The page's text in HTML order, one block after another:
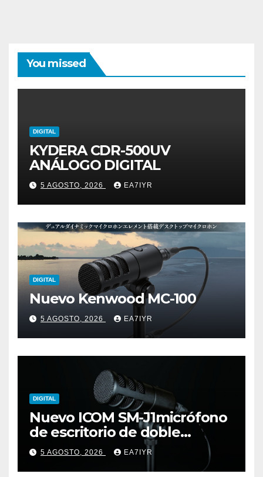
You missed
DIGITAL
KYDERA CDR-500UV
ANÁLOGO DIGITAL
5 AGOSTO, 2026 EA7IYR
DIGITAL
Nuevo Kenwood MC-100
5 AGOSTO, 2026 EA7IYR
DIGITAL
Nuevo ICOM SM-J1micrófono
de escritorio de doble
elemento premium
5 AGOSTO, 2026 EA7IYR